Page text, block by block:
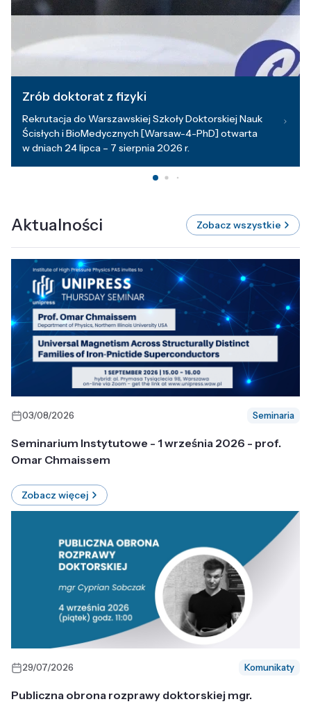
Zrób doktorat z fizyki
Rekrutacja do Warszawskiej Szkoły Doktorskiej Nauk
Ścisłych i BioMedycznych [Warsaw-4-PhD] otwarta
w dniach 24 lipca – 7 sierpnia 2026 r.
Aktualności Zobacz wszystkie
03/08/2026 Seminaria
Seminarium Instytutowe - 1 września 2026 - prof.
Omar Chmaissem
Zobacz więcej
29/07/2026 Komunikaty
Publiczna obrona rozprawy doktorskiej mgr.